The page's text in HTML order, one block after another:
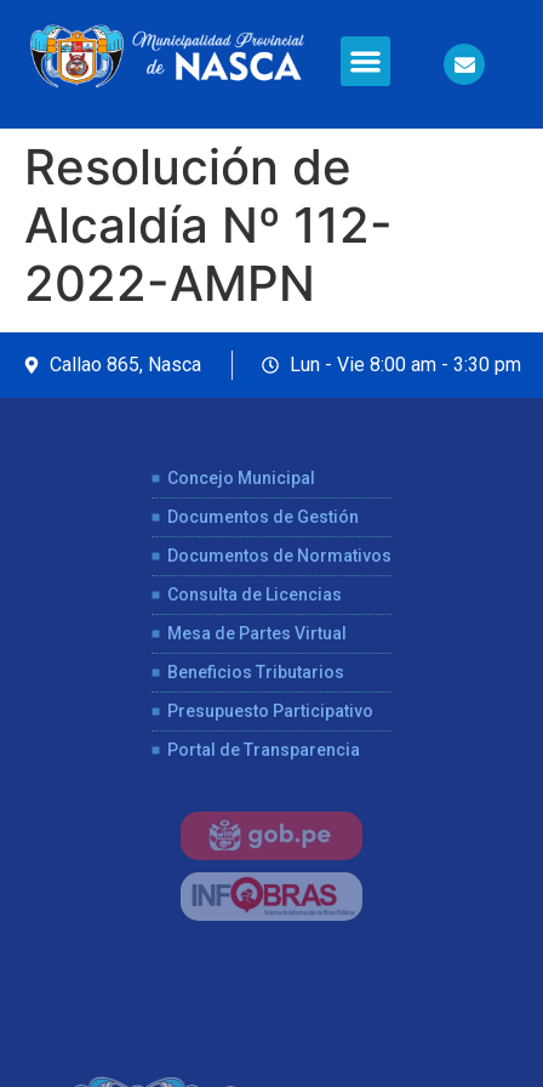
Resolución de
Alcaldía Nº 112-
2022-AMPN
Callao 865, Nasca Lun - Vie 8:00 am - 3:30 pm
Concejo Municipal
Documentos de Gestión
Documentos de Normativos
Consulta de Licencias
Mesa de Partes Virtual
Beneficios Tributarios
Presupuesto Participativo
Portal de Transparencia